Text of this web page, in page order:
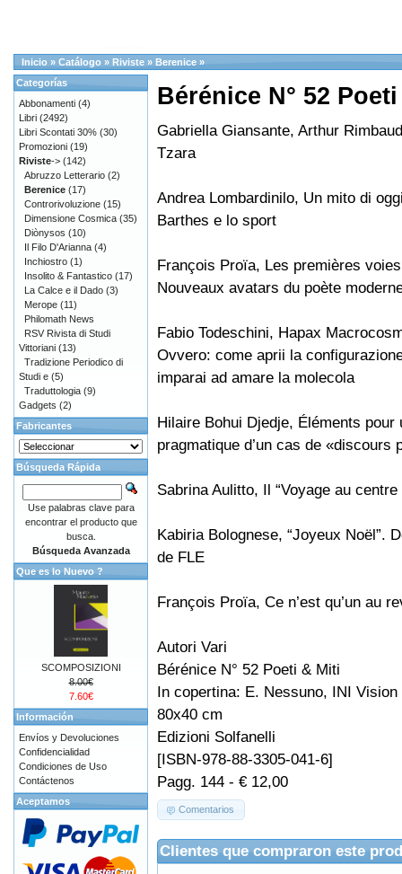
Inicio » Catálogo » Riviste » Berenice »
Bérénice N° 52
Gabriella Giansante, Arthur
Tzara
Andrea Lombardinilo, Un mito di
Barthes e lo sport
François Proïa, Les premières
Nouveaux avatars du poète
Fabio Todeschini, Hapax
Ovvero: come aprii la
imparai ad amare la molecola
Hilaire Bohui Djedje, Éléments pour
pragmatique d’un cas de «discours
Sabrina Aulitto, Il “Voyage au
Kabiria Bolognese, “Joyeux Noël”.
de FLE
François Proïa, Ce n’est qu’un au
Autori Vari
Bérénice N° 52 Poeti & Miti
In copertina: E. Nessuno, INI
80x40 cm
Edizioni Solfanelli
[ISBN-978-88-3305-041-6]
Pagg. 144 - € 12,00
Comentarios
Clientes que compraron este
Categorías
Abbonamenti (4)
Libri (2492)
Libri Scontati 30% (30)
Promozioni (19)
Riviste-> (142)
Abruzzo Letterario (2)
Berenice (17)
Controrivoluzione (15)
Dimensione Cosmica (35)
Diònysos (10)
Il Filo D'Arianna (4)
Inchiostro (1)
Insolito & Fantastico (17)
La Calce e il Dado (3)
Merope (11)
Philomath News
RSV Rivista di Studi
Vittoriani (13)
Tradizione Periodico di
Studi e (5)
Traduttologia (9)
Gadgets (2)
Fabricantes
Búsqueda Rápida
Use palabras clave para
encontrar el producto que
busca.
Búsqueda Avanzada
Que es lo Nuevo ?
SCOMPOSIZIONI
8.00€
7.60€
Información
Envíos y Devoluciones
Confidencialidad
Condiciones de Uso
Contáctenos
Aceptamos